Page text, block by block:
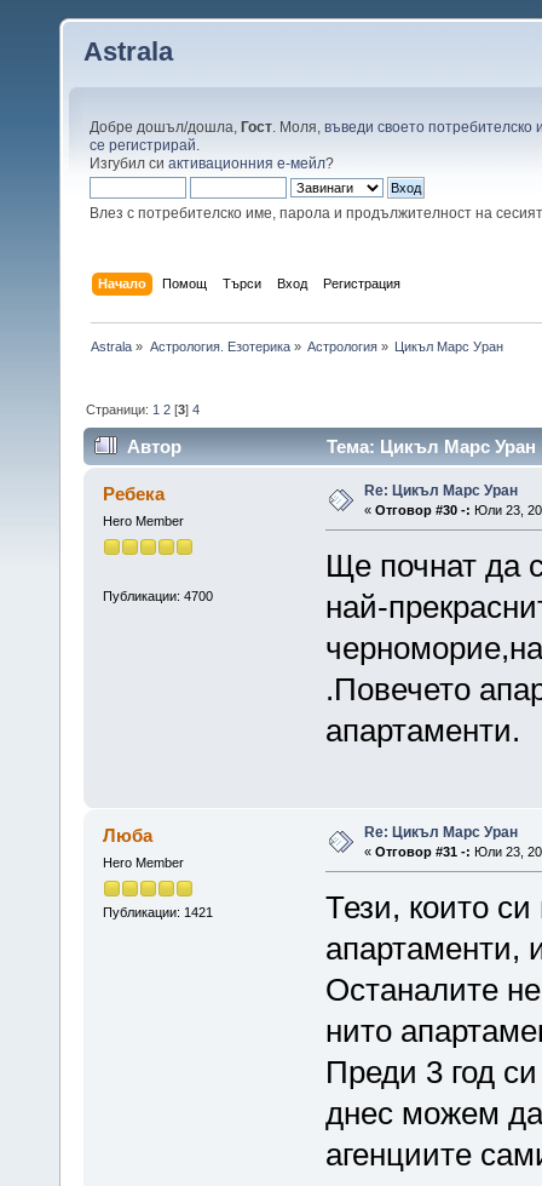
Astrala
Добре дошъл/дошла, Гост . Моля, въведи своето потребителско
се регистрирай
Изгубил си активационния е-мейл?
Влез с потребителско име, парола и продължителност на
Начало Помощ Търси Вход Регистрация
Astrala » Астрология. Езотерика» Астрология» Цикъл Марс Уран
Страници: 1 2 [3]4
Автор Тема: Цикъл Марс Уран
Ребека
Hero Member
Публикации: 4700
Re: Цикъл Марс Уран
« Отговор #30 -: Юли 23,
Ще почнат да
най-
.Повечето
апартаменти.
Люба
Hero Member
Публикации: 1421
Re: Цикъл Марс Уран
« Отговор #31 -: Юли 23,
Тези, които
апартаменти,
Останалите
нито
Преди 3 год
днес можем
агенциите